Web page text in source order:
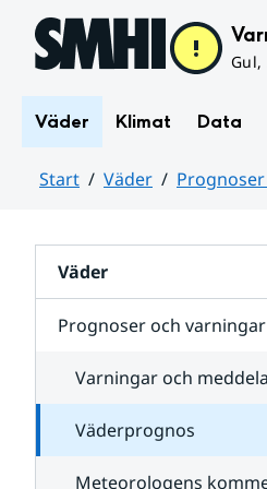
Hoppa till sidans innehåll
Gul,
Väder Klimat Data
Start Väder
Väder
Prognoser och varningar
Varningar och
Väderprognos
Meteorologens